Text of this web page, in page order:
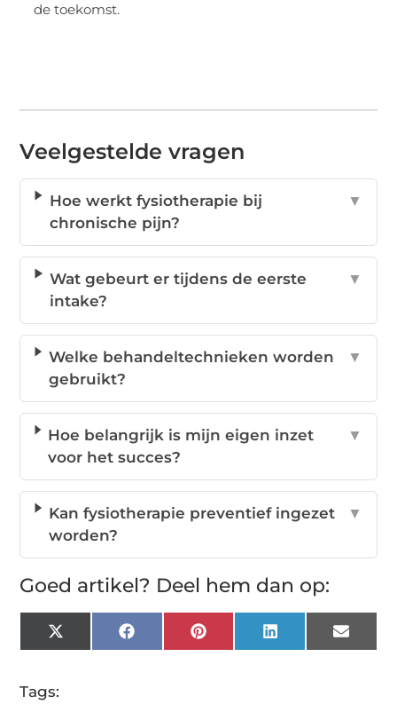
de toekomst.
Veelgestelde vragen
Hoe werkt fysiotherapie bij
chronische pijn?
▼
Wat gebeurt er tijdens de eerste
intake?
▼
Welke behandeltechnieken worden
gebruikt?
▼
Hoe belangrijk is mijn eigen inzet
voor het succes?
▼
Kan fysiotherapie preventief ingezet
worden?
▼
Goed artikel? Deel hem dan op:
X
(Twitter)
FacebookPinterestLinkedInEmail
Tags: